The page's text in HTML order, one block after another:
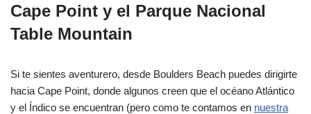
Cape Point y el Parque Nacional
Table Mountain
Si te sientes aventurero, desde Boulders Beach puedes dirigirte
hacia Cape Point, donde algunos creen que el océano Atlántico
y el Índico se encuentran (pero como te contamos en nuestra